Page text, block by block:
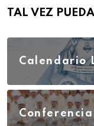
TAL VEZ
Calendario